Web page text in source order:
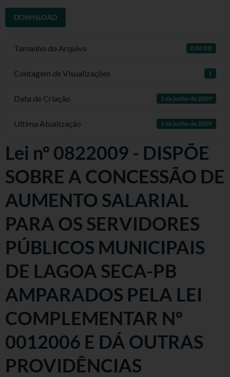
DOWNLOAD
Tamanho do Arquivo 0.00 KB
Contagem de Visualizações 1
Data de Criação 1 de junho de 2009
Ultima Atualização 1 de junho de 2009
Lei nº 0822009 - DISPÕE
SOBRE A CONCESSÃO DE
AUMENTO SALARIAL
PARA OS SERVIDORES
PÚBLICOS MUNICIPAIS
DE LAGOA SECA-PB
AMPARADOS PELA LEI
COMPLEMENTAR Nº
0012006 E DÁ OUTRAS
PROVIDÊNCIAS